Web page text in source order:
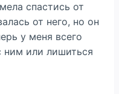
спастись от
от него, но он
у меня всего
ним или лишиться